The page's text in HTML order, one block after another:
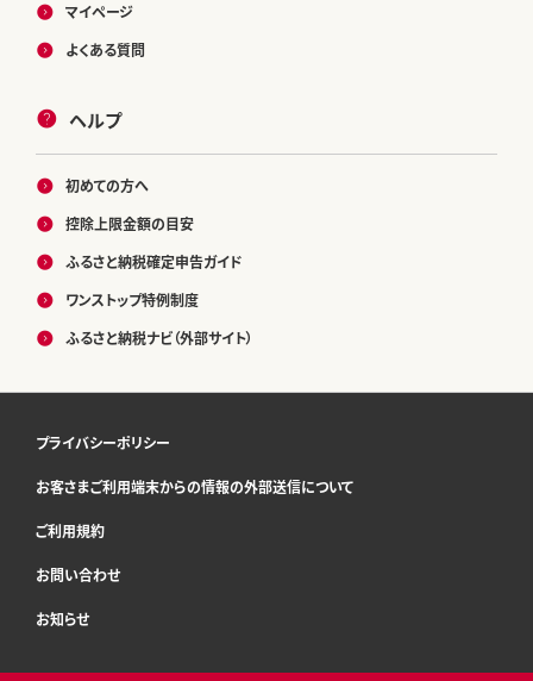
マイページ
よくある質問
ヘルプ
初めての方へ
控除上限金額の目安
ふるさと納税確定申告ガイド
ワンストップ特例制度
ふるさと納税ナビ（外部サイト）
プライバシーポリシー
お客さまご利用端末からの情報の外部送信について
ご利用規約
お問い合わせ
お知らせ